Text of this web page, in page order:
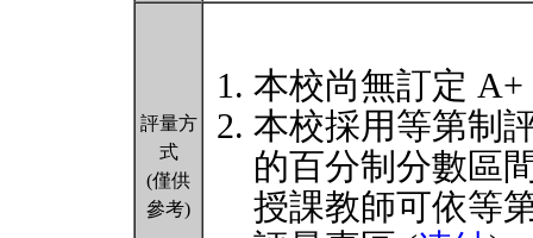
評量方
式
(僅供
參考)
本校尚無訂定
本校採用等第制
的百分制分數區
授課教師可依等